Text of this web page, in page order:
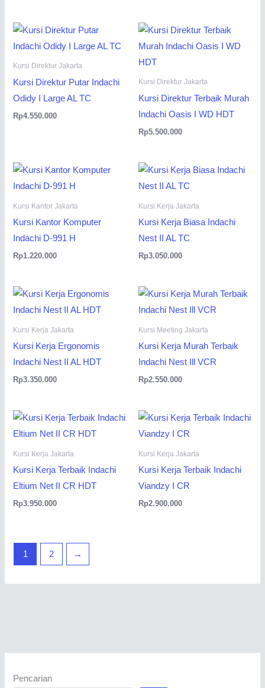
Kursi Direktur Jakarta
Kursi Direktur Putar Indachi
Odidy I Large AL TC
Rp4.550.000
Kursi Direktur Jakarta
Kursi Direktur Terbaik Murah
Indachi Oasis I WD HDT
Rp5.500.000
Kursi Kantor Jakarta
Kursi Kantor Komputer
Indachi D-991 H
Rp1.220.000
Kursi Kerja Jakarta
Kursi Kerja Biasa Indachi
Nest II AL TC
Rp3.050.000
Kursi Kerja Jakarta
Kursi Kerja Ergonomis
Indachi Nest II AL HDT
Rp3.350.000
Kursi Meeting Jakarta
Kursi Kerja Murah Terbaik
Indachi Nest Ill VCR
Rp2.550.000
Kursi Kerja Jakarta
Kursi Kerja Terbaik Indachi
Eltium Net II CR HDT
Rp3.950.000
Kursi Kerja Jakarta
Kursi Kerja Terbaik Indachi
Viandzy I CR
Rp2.900.000
1 2 →
Pencarian